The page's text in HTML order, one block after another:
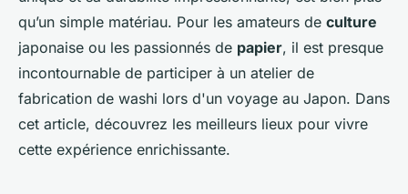
Rose• 30 juin 2024•5 min de lecture
qu’un simple matériau. Pour les amateurs de culture
japonaise ou les passionnés de papier, il est presque
incontournable de participer à un atelier de
fabrication de washi lors d'un voyage au Japon. Dans
cet article, découvrez les meilleurs lieux pour vivre
cette expérience enrichissante.